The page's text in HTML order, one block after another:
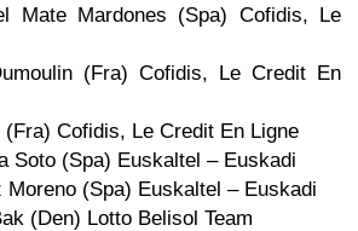
Mardones (Spa) Cofidis, Le
(Fra) Cofidis, Le Credit En
Cofidis, Le Credit En Ligne
(Spa) Euskaltel – Euskadi
(Spa) Euskaltel – Euskadi
(Den) Lotto Belisol Team